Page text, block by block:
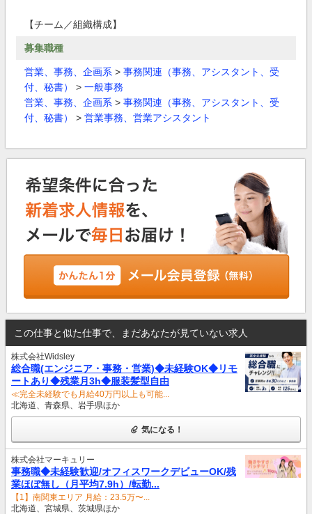
【チーム／組織構成】
募集職種
営業、事務、企画系 > 事務関連（事務、アシスタント、受
付、秘書）
> 一般事務
営業、事務、企画系 > 事務関連（事務、アシスタント、受
付、秘書）
> 営業事務、営業アシスタント
この仕事と似た仕事で、まだあなたが見ていない求人
株式会社Widsley
総合職(エンジニア・事務・営業)◆未経験OK◆リモ
ートあり◆残業月3h◆服装髪型自由
≪完全未経験でも月給40万円以上も可能...
北海道、青森県、岩手県ほか
気になる！
株式会社マーキュリー
事務職◆未経験歓迎/オフィスワークデビューOK/残
業ほぼ無し（月平均7.9h）/転勤...
【1】南関東エリア 月給：23.5万〜...
北海道、宮城県、茨城県ほか